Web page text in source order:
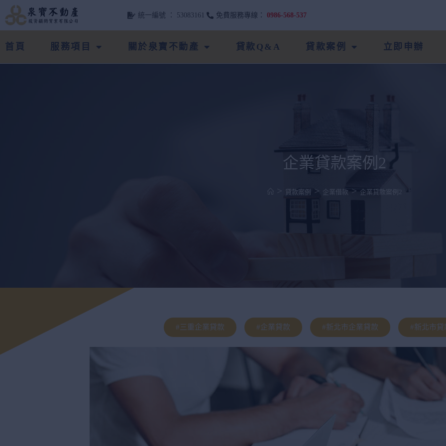
統一編號 ： 53083161 免費服務專線： 0986-568-537
首頁 服務項目 關於泉寶不動產 貸款Q&A 貸款案例 立即申辦
企業貸款案例2
> 貸款案例 > 企業借款 > 企業貸款案例2
#三重企業貸款 #企業貸款 #新北市企業貸款 #新北市貸